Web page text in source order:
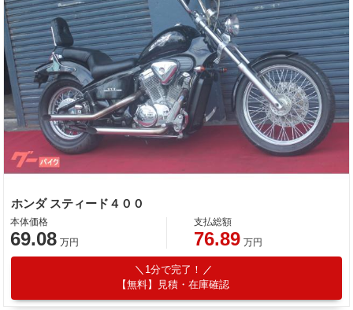
ホンダ スティード４００
本体価格
69.08 万円
支払総額
76.89 万円
1分で完了！
【無料】見積・在庫確認